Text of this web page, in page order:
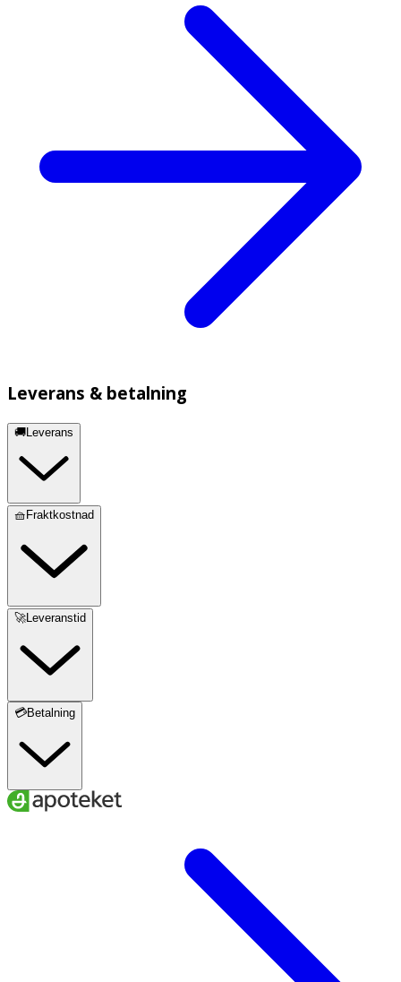
Leverans & betalning
🚚Leverans
🧺Fraktkostnad
🚀Leveranstid
💳Betalning